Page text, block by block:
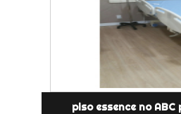
piso essence no ABC